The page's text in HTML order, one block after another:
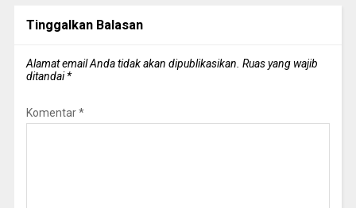
Tinggalkan Balasan
Alamat email Anda tidak akan dipublikasikan. Ruas yang wajib
ditandai*
Komentar*